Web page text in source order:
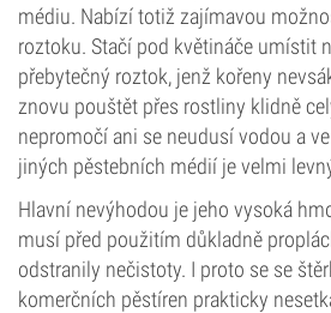
médiu. Nabízí totiž zajímavou
roztoku. Stačí pod květináče umístit
přebytečný roztok, jenž kořeny
znovu pouštět přes rostliny klidně
nepromočí ani se neudusí vodou a
jiných pěstebních médií je velmi
Hlavní nevýhodou je jeho vysoká
musí před použitím důkladně
odstranily nečistoty. I proto se se
komerčních pěstíren prakticky